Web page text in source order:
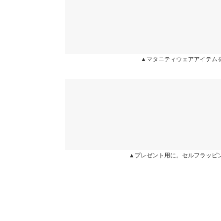
▲マタニティウェアアイテム
▲プレゼント用に。セルフラッピ